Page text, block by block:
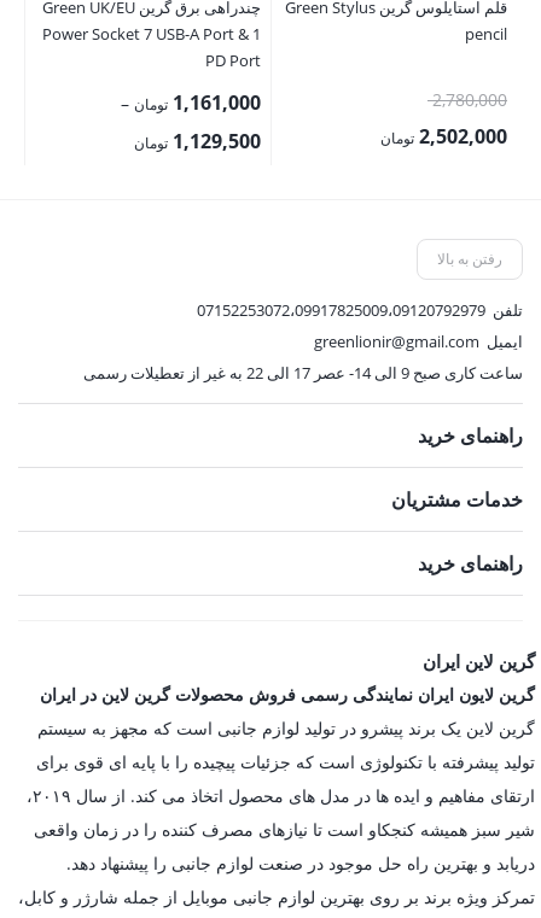
قلم استایلوس گرین Green Stylus
pencil
2,780,000قیمت
اصلی:2,502,000 تومان
2,502,000 تومان.
چندراهی برق گرین Green UK/EU
Power Socket 7 USB-A Port & 1
PD Port
1,161,000 تومان –
1,129,500 تومان
رفتن به بالا
تلفن 07152253072،09917825009،09120792979
ایمیل greenlionir@gmail.com
ساعت کاری صبح 9 الی 14- عصر 17 الی 22 به غیر از تعطیلات رسمی
راهنمای خرید
خدمات مشتریان
راهنمای خرید
گرین لاین ایران
گرین لایون ایران نمایندگی رسمی فروش محصولات گرین لاین در ایران
گرین لاین یک برند پیشرو در تولید لوازم جانبی است که مجهز به سیستم
تولید پیشرفته با تکنولوژی است که جزئیات پیچیده را با پایه ای قوی برای
ارتقای مفاهیم و ایده ها در مدل های محصول اتخاذ می کند. از سال ۲۰۱۹،
شیر سبز همیشه کنجکاو است تا نیازهای مصرف کننده را در زمان واقعی
دریابد و بهترین راه حل موجود در صنعت لوازم جانبی را پیشنهاد دهد.
تمرکز ویژه برند بر روی بهترین لوازم جانبی موبایل از جمله شارژر و کابل،